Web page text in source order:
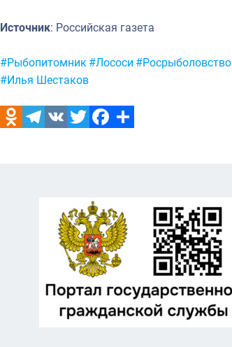
Источник: Российская газета
Метки:
#Рыбопитомник #Лососи #Росрыболовство
#Илья Шестаков